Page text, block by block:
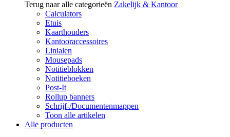
Terug naar alle categorieën Zakelijk & Kantoor
Calculators
Etuis
Kaarthouders
Kantooraccessoires
Linialen
Mousepads
Notitieblokken
Notitieboeken
Post-It
Rollup banners
Schrijf-/Documentenmappen
Toon alle artikelen
Alle producten